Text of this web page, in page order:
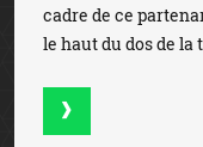
cadre de ce
le haut du dos de